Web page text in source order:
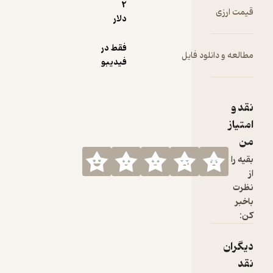
قیمت ارزی
دلار
مطالعه و دانلود فایل
فقط در
فیدیبو
نقد و
امتیاز
من
بقیه را
نظرت
باخبر
کن:
دیگران
نقد